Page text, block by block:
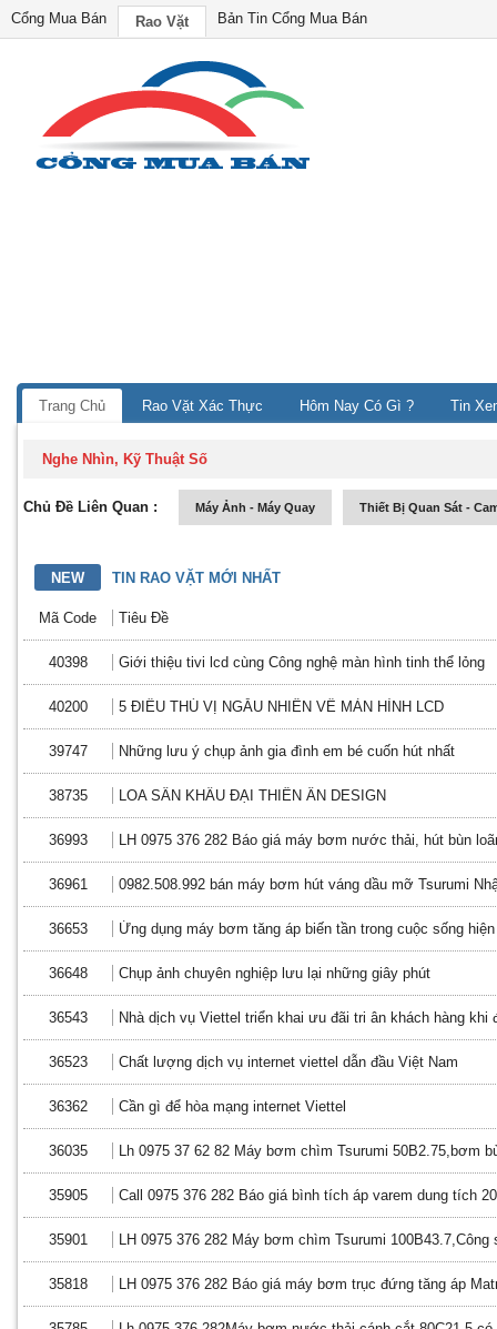
Cổng Mua Bán Rao Vặt Bản Tin Cổng Mua Bán
Trang Chủ Rao Vặt Xác Thực Hôm Nay Có Gì ? Tin
Nghe Nhìn, Kỹ Thuật Số
Chủ Đề Liên Quan : Máy Ảnh - Máy Quay Thiết Bị Quan Sát -
NEW TIN RAO VẶT MỚI NHẤT
Mã Code Tiêu Đề
40398 Giới thiệu tivi lcd cùng Công nghệ màn hình tinh thể lỏng
40200 5 ĐIỀU THÚ VỊ NGẪU NHIÊN VỀ MÀN HÌNH LCD
39747 Những lưu ý chụp ảnh gia đình em bé cuốn hút nhất
38735 LOA SÂN KHẤU ĐẠI THIÊN ÂN DESIGN
36993 LH 0975 376 282 Báo giá máy bơm nước thải, hút bùn
36961 0982.508.992 bán máy bơm hút váng dầu mỡ Tsurumi
36653 Ứng dụng máy bơm tăng áp biến tần trong cuộc sống
36648 Chụp ảnh chuyên nghiệp lưu lại những giây phút
36543 Nhà dịch vụ Viettel triển khai ưu đãi tri ân khách hàng khi
36523 Chất lượng dịch vụ internet viettel dẫn đầu Việt Nam
36362 Cần gì để hòa mạng internet Viettel
36035 Lh 0975 37 62 82 Máy bơm chìm Tsurumi 50B2.75,bơm
35905 Call 0975 376 282 Báo giá bình tích áp varem dung tích
35901 LH 0975 376 282 Máy bơm chìm Tsurumi 100B43.7,Công
35818 LH 0975 376 282 Báo giá máy bơm trục đứng tăng áp